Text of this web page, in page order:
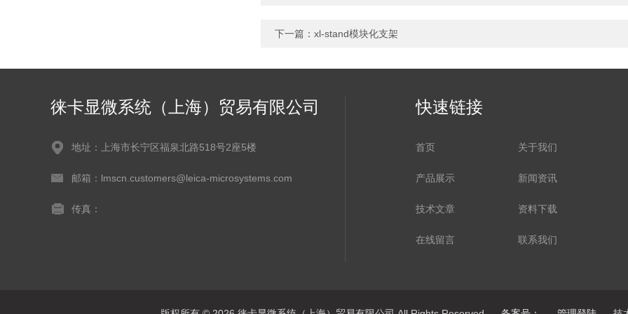
下一篇： xl-stand模块化支架
徕卡显微系统（上海）贸易有限公司
地址：上海市长宁区福泉北路518号2座5楼
邮箱：lmscn.customers@leica-microsystems.com
传真：
快速链接
首页 关于我们
产品展示 新闻资讯
技术文章 资料下载
在线留言 联系我们